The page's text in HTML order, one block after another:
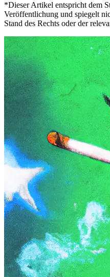
*Dieser Artikel entspricht dem
Veröffentlichung und spiegelt
Stand des Rechts oder der